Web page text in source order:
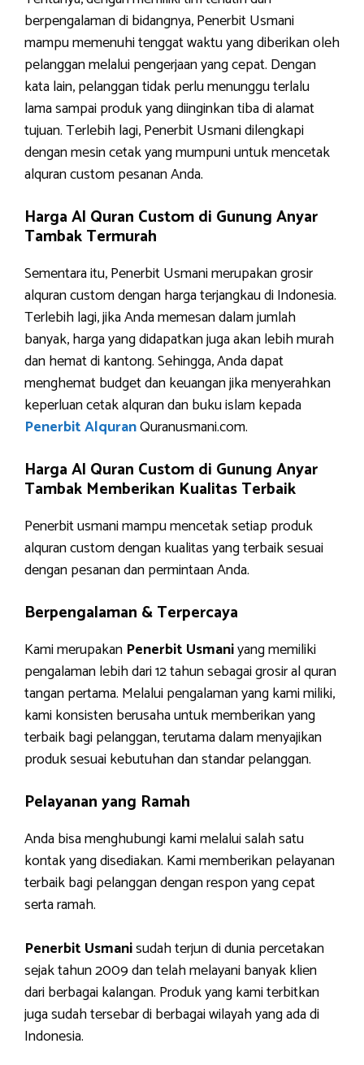
berpengalaman di bidangnya, Penerbit Usmani
mampu memenuhi tenggat waktu yang diberikan oleh
pelanggan melalui pengerjaan yang cepat. Dengan
kata lain, pelanggan tidak perlu menunggu terlalu
lama sampai produk yang diinginkan tiba di alamat
tujuan. Terlebih lagi, Penerbit Usmani dilengkapi
dengan mesin cetak yang mumpuni untuk mencetak
alquran custom pesanan Anda.
Harga Al Quran Custom di Gunung Anyar
Tambak Termurah
Sementara itu, Penerbit Usmani merupakan grosir
alquran custom dengan harga terjangkau di Indonesia.
Terlebih lagi, jika Anda memesan dalam jumlah
banyak, harga yang didapatkan juga akan lebih murah
dan hemat di kantong. Sehingga, Anda dapat
menghemat budget dan keuangan jika menyerahkan
keperluan cetak alquran dan buku islam kepada
Penerbit AlquranQuranusmani.com.
Harga Al Quran Custom di Gunung Anyar
Tambak Memberikan Kualitas Terbaik
Penerbit usmani mampu mencetak setiap produk
alquran custom dengan kualitas yang terbaik sesuai
dengan pesanan dan permintaan Anda.
Berpengalaman & Terpercaya
Kami merupakan Penerbit Usmaniyang memiliki
pengalaman lebih dari 12 tahun sebagai grosir al quran
tangan pertama. Melalui pengalaman yang kami miliki,
kami konsisten berusaha untuk memberikan yang
terbaik bagi pelanggan, terutama dalam menyajikan
produk sesuai kebutuhan dan standar pelanggan.
Pelayanan yang Ramah
Anda bisa menghubungi kami melalui salah satu
kontak yang disediakan. Kami memberikan pelayanan
terbaik bagi pelanggan dengan respon yang cepat
serta ramah.
Penerbit Usmanisudah terjun di dunia percetakan
sejak tahun 2009 dan telah melayani banyak klien
dari berbagai kalangan. Produk yang kami terbitkan
juga sudah tersebar di berbagai wilayah yang ada di
Indonesia.